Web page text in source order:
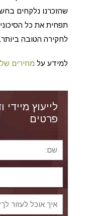
שהזכרנו נלקחים
תפחית את כל
לחקירה הטובה ביותר.
למידע על מחירים
לייעוץ
פרטים